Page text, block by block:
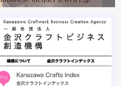
の森美術館で開催中の
ています。
ーさんのご依頼で螺鈿
仕事させていただいてま